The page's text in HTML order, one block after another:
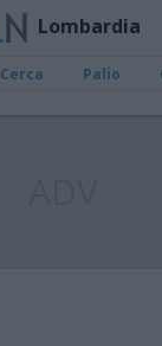
Lombardia
Cerca Palio